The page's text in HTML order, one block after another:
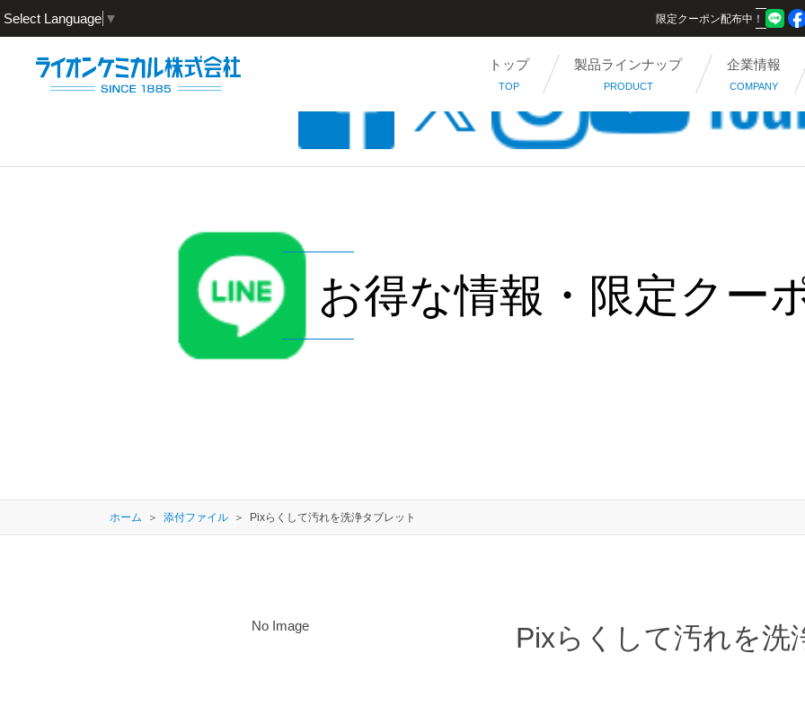
Select Language ▼ 限定クーポン配布中！
トップ
TOP
製品ラインナップ
PRODUCT
企業情報
COMPANY
お得な情報・限定クー
ホーム 添付ファイル Pixらくして汚れを洗浄タブレット
No Image Pixらくして汚れを洗